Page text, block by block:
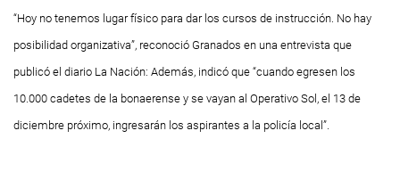
“Hoy no tenemos lugar físico para dar los cursos de instrucción. No hay
posibilidad organizativa”, reconoció Granados en una entrevista que
publicó el diario La Nación: Además, indicó que “cuando egresen los
10.000 cadetes de la bonaerense y se vayan al Operativo Sol, el 13 de
diciembre próximo, ingresarán los aspirantes a la policía local”.